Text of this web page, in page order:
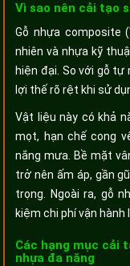
Vì sao nên cải tạo
Gỗ nhựa composite
nhiên và nhựa kỹ
hiện đại. So với gỗ tự
lợi thế rõ rệt khi sử
Vật liệu này có khả
mọt, hạn chế cong
nắng mưa. Bề mặt
trở nên ấm áp, gần
trọng. Ngoài ra, gỗ
kiệm chi phí vận hành
Các hạng mục cải
nhựa đa năng